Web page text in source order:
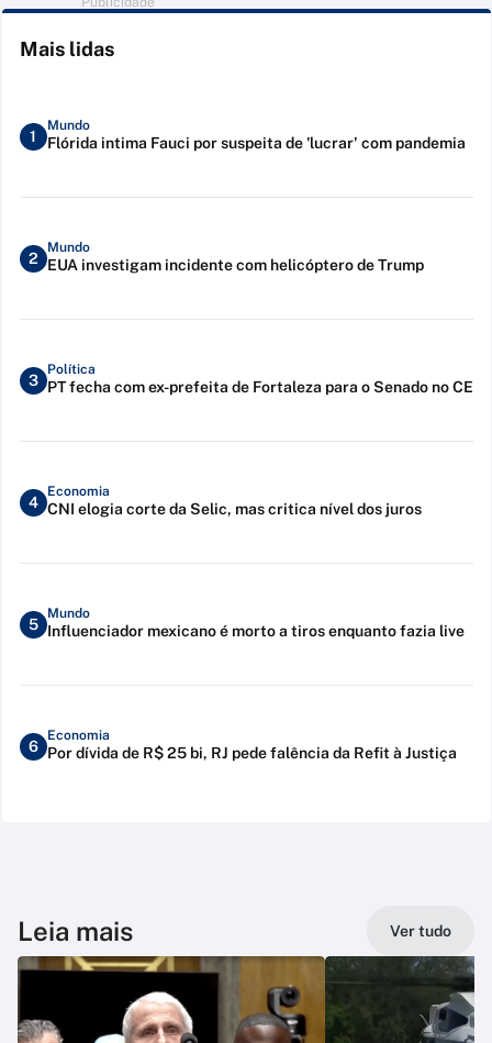
Mais lidas
1
Mundo
Flórida intima Fauci por suspeita de 'lucrar' com pandemia
2
Mundo
EUA investigam incidente com helicóptero de Trump
3
Política
PT fecha com ex-prefeita de Fortaleza para o Senado no CE
4
Economia
CNI elogia corte da Selic, mas critica nível dos juros
5
Mundo
Influenciador mexicano é morto a tiros enquanto fazia live
6
Economia
Por dívida de R$ 25 bi, RJ pede falência da Refit à Justiça
Leia mais Ver tudo